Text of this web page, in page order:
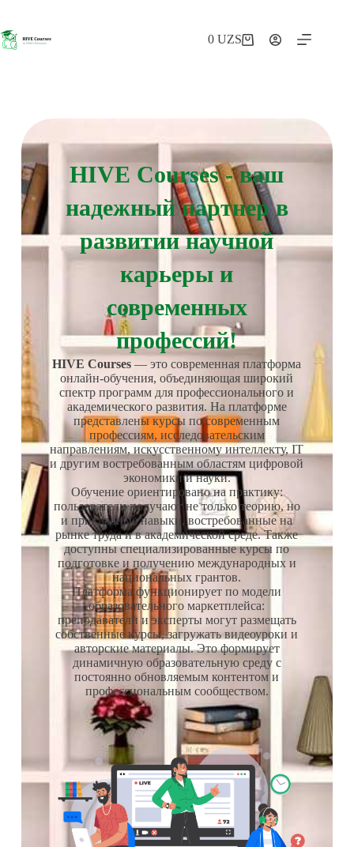
0UZS
HIVE Courses - ваш
надежный партнер в
развитии научной
карьеры и
современных
профессий!
HIVE Courses — это современная платформа
онлайн-обучения, объединяющая широкий
спектр программ для профессионального и
академического развития. На платформе
представлены курсы по современным
профессиям, исследовательским
направлениям, искусственному интеллекту, IT
и другим востребованным областям цифровой
экономики и науки.
Обучение ориентировано на практику:
пользователи получают не только теорию, но
и прикладные навыки, востребованные на
рынке труда и в академической среде. Также
доступны специализированные курсы по
подготовке и получению международных и
национальных грантов.
Платформа функционирует по модели
образовательного маркетплейса:
преподаватели и эксперты могут размещать
собственные курсы, загружать видеоуроки и
авторские материалы. Это формирует
динамичную образовательную среду с
постоянно обновляемым контентом и
профессиональным сообществом.